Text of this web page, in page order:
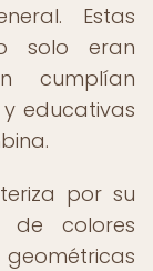
Estas
solo eran
cumplían
y educativas
por su
de colores